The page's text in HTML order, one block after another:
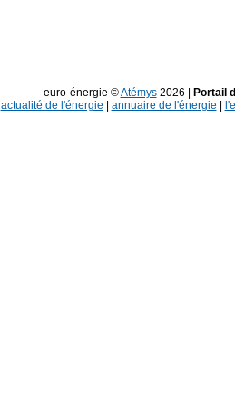
euro-énergie ©Atémys2026 |
Portail
actualité de l'énergie
annuaire de l'énergie